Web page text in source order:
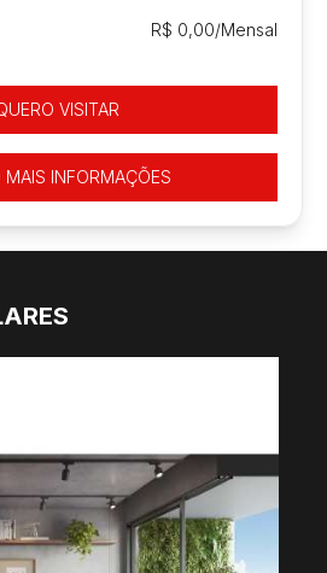
R$ 0,00/Mensal
VISITAR
MAIS INFORMAÇÕES